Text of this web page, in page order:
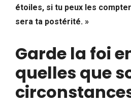
étoiles, si tu peux les
sera ta postérité. »
Garde la foi
quelles que